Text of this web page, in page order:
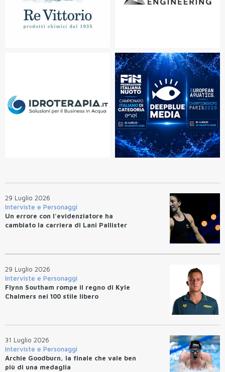
29 Luglio 2026
Interviste e Personaggi
Un errore con l'evidenziatore ha
cambiato la carriera di Lani Pallister
29 Luglio 2026
Interviste e Personaggi
Flynn Southam rompe il regno di Kyle
Chalmers nei 100 stile libero
31 Luglio 2026
Interviste e Personaggi
Archie Goodburn, la finale che vale ben
più di una medaglia